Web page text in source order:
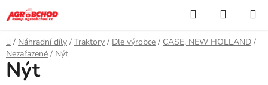
na
obsah
Hledat
KOŠÍK
Domů
/ Náhradní díly / Traktory / Dle výrobce / CASE, NEW HOLLAND /
Nezařazené / Nýt
Nýt